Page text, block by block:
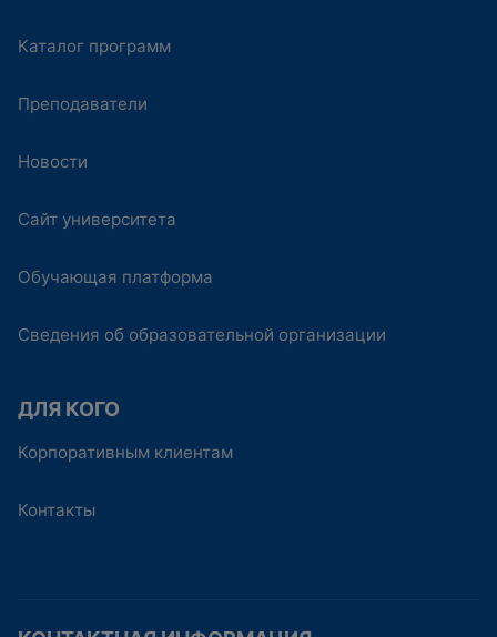
Каталог программ
Преподаватели
Новости
Сайт университета
Обучающая платформа
Сведения об образовательной организации
ДЛЯ КОГО
Корпоративным клиентам
Контакты